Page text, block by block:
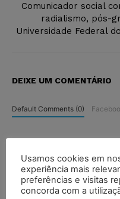
Comunicador social
radialismo, pós-
Universidade Federal
DEIXE UM COMENTÁRIO
Default Comments (0)
Usamos cookies em
experiência mais
preferências e visitas
concorda com a